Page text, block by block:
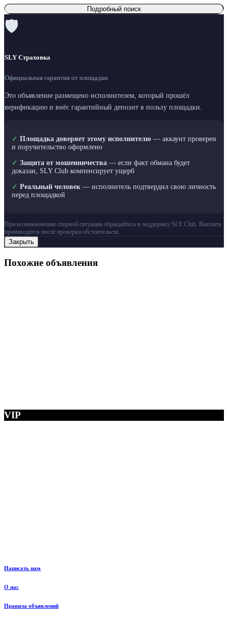
Подробный поиск
🛡
SLY Страховка
Официальная гарантия от площадки
Это объявление размещено исполнителем, который прошёл
верификацию и внёс гарантийный депозит в пользу площадки.
✓ Площадка доверяет этому исполнителю — аккаунт проверен
и поручительство оформлено
✓ Защита от мошенничества — если факт обмана будет
доказан, SLY Club компенсирует ущерб
✓ Реальный человек — исполнитель подтвердил свою личность
перед площадкой
При возникновении спорной ситуации обращайтесь в поддержку SLY Club. Выплата
производится после проверки обстоятельств.
Закрыть
Похожие объявления
VIP
Написать нам
О нас
Правила объявлений